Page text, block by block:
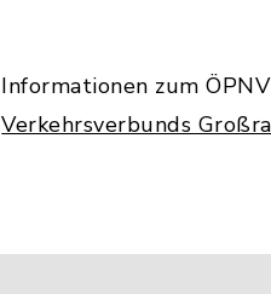
Informationen zum
Verkehrsverbunds